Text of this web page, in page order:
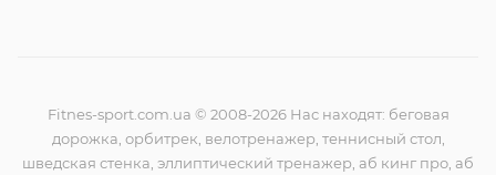
Fitnes-sport.com.ua © 2008-2026 Нас находят: беговая
дорожка, орбитрек, велотренажер, теннисный стол,
шведская стенка, эллиптический тренажер, аб кинг про, аб